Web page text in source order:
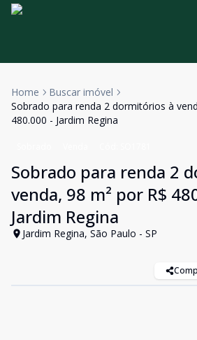
Home
Buscar imóvel
Sobrado para renda 2 dormitórios à
480.000 - Jardim Regina
Sobrado para renda 2
venda, 98 m² por R$
Jardim Regina
Jardim Regina, São Paulo - SP